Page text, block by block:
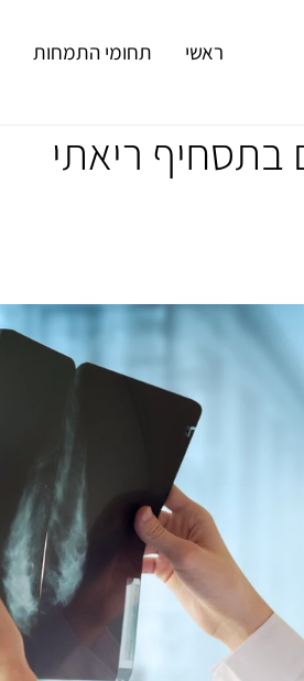
ראשי תחומי התמחות
ריאתי